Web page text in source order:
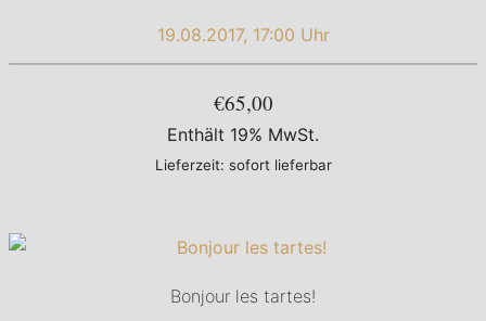
19.08.2017, 17:00 Uhr
€65,00
Enthält 19% MwSt.
Lieferzeit: sofort lieferbar
Bonjour les tartes!